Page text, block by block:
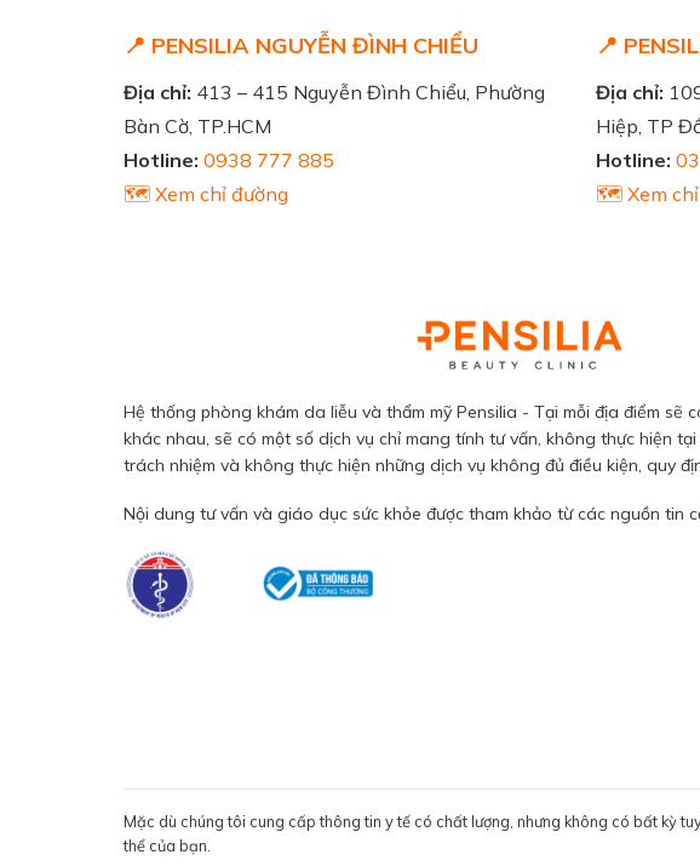
📍 PENSILIA NGUYỄN ĐÌNH CHIỂU
Địa chỉ: 413 – 415 Nguyễn Đình Chiểu, Phường
Bàn Cờ, TP.HCM
Hotline: 0938 777 885
🗺️ Xem chỉ đường
📍
Địa chỉ:
Hiệp, TP
Hotline:
🗺️ Xem chỉ
Hệ thống phòng khám da liễu và thẩm mỹ Pensilia - Tại mỗi địa điểm sẽ
khác nhau, sẽ có một số dịch vụ chỉ mang tính tư vấn, không thực hiện
trách nhiệm và không thực hiện những dịch vụ không đủ điều kiện, quy
Nội dung tư vấn và giáo dục sức khỏe được tham khảo từ các nguồn tin
Mặc dù chúng tôi cung cấp thông tin y tế có chất lượng, nhưng không có bất kỳ
thể của bạn.